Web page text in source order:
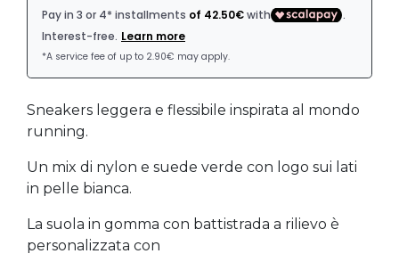
Sneakers leggera e flessibile inspirata al mondo
running.
Un mix di nylon e suede verde con logo sui lati
in pelle bianca.
La suola in gomma con battistrada a rilievo è
personalizzata con